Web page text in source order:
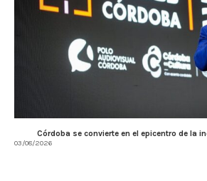
Córdoba se convierte en el epicentro de la
03/08/2026